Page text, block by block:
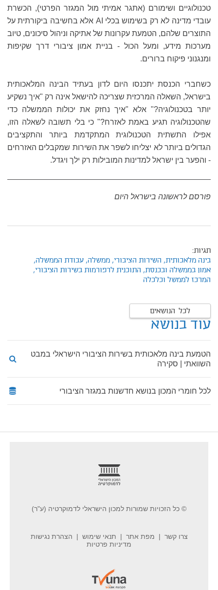
טכנולוגיים ושימורם (אתגר אמיתי מול המגזר הפרטי), הכשרת
עובדי מדינה לא רק בשימוש בכלי AI אלא בחשיבה ביקורתית על
התוצרים שלהם, הטמעת עקרונות של אתיקה וניהול סיכונים, טיוב
מערכות מידע, ומעל הכול - בניית אמון ציבורי דרך שקיפות
ומנגנוני פיקוח ברורים.
כשחברי הכנסת יתכנסו היום לדון בעתיד הבינה המלאכותית
בישראל, השאלה המרכזית שצריכה להישאל אינה רק "איך נשקיע
יותר בטכנולוגיה?" אלא "איך נחזק את יכולות הממשלה כדי
שהטכנולוגיה תגיע באמת לאזרח?" כי בלי תשובה לשאלה הזו,
אפילו התשתית הטכנולוגית המתקדמת ביותר והתקציבים
הגדולים ביותר לא יצליחו לשפר את השירות שמקבלים האזרחים
- והפער בין ישראל למדינות המובילות רק ילך ויגדל.
פורסם לראשונה בישראל היום
תגיות:
בינה מלאכותית, השירות הציבורי, ממשלה, עבודת הממשלה,
אמון בממשלה ובכנסת, התוכנית לרפורמות בשירות הציבורי,
המרכז לממשל וכלכלה
לכל הנושאים
עוד בנושא
הטמעת בינה מלאכותית בשירות הציבורי הישראלי במבט
השוואתי | סקירה
לכל חומרי המכון בנושא חדשנות במגזר הציבורי
© כל הזכויות שמורות למכון הישראלי לדמוקרטיה (ע"ר)
צרו קשר מפת אתר תנאי שימוש
הצהרת נגישות
מדיניות פרטיות